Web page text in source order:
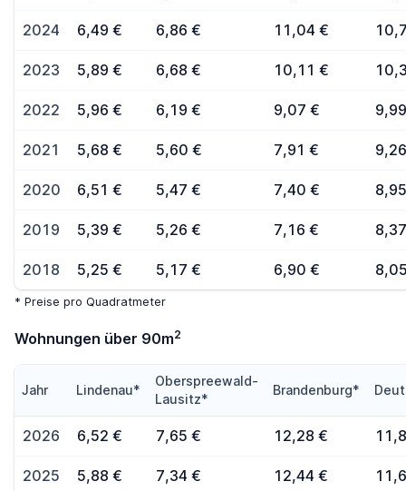
2024 6,49 € 6,86 € 11,04 €
2023 5,89 € 6,68 € 10,11 €
2022 5,96 € 6,19 € 9,07 €
2021 5,68 € 5,60 € 7,91 €
2020 6,51 € 5,47 € 7,40 €
2019 5,39 € 5,26 € 7,16 €
2018 5,25 € 5,17 € 6,90 €
* Preise pro Quadratmeter
Wohnungen über 90m2
Jahr Lindenau*
Oberspreewald-
Lausitz*
Brandenburg*
2026 6,52 € 7,65 € 12,28 €
2025 5,88 € 7,34 € 12,44 €